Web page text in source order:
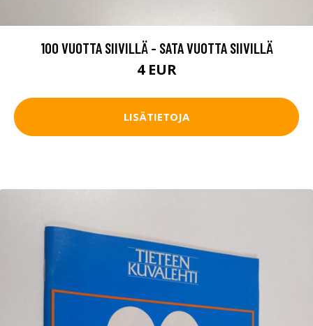
100 VUOTTA SIIVILLÄ - SATA VUOTTA SIIVILLÄ
4 EUR
LISÄTIETOJA